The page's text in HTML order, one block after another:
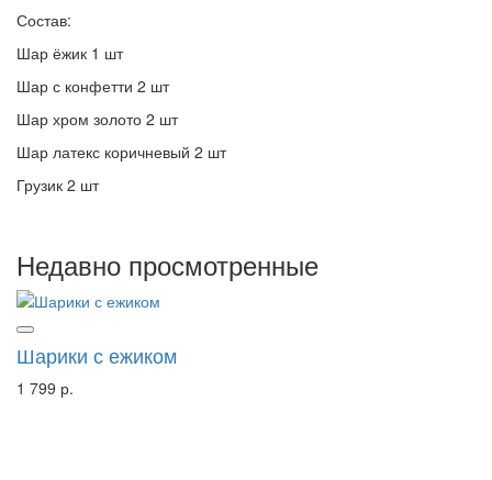
Состав:
Шар ёжик 1 шт
Шар с конфетти 2 шт
Шар хром золото 2 шт
Шар латекс коричневый 2 шт
Грузик 2 шт
Недавно просмотренные
Шарики с ежиком
1 799 р.